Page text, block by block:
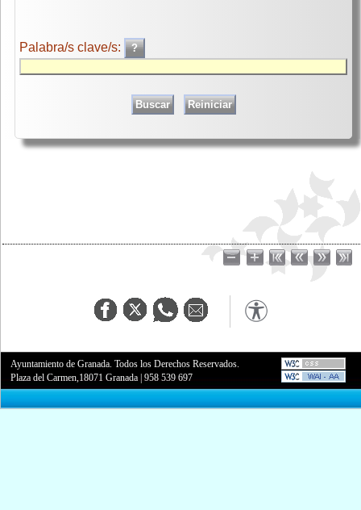
Palabra/s clave/s:
Ayuntamiento de Granada. Todos los Derechos Reservados.
Plaza del Carmen,18071 Granada |958 539 697